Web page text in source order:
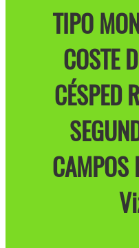
TIPO
COSTE
CÉSPED
CAMPOS